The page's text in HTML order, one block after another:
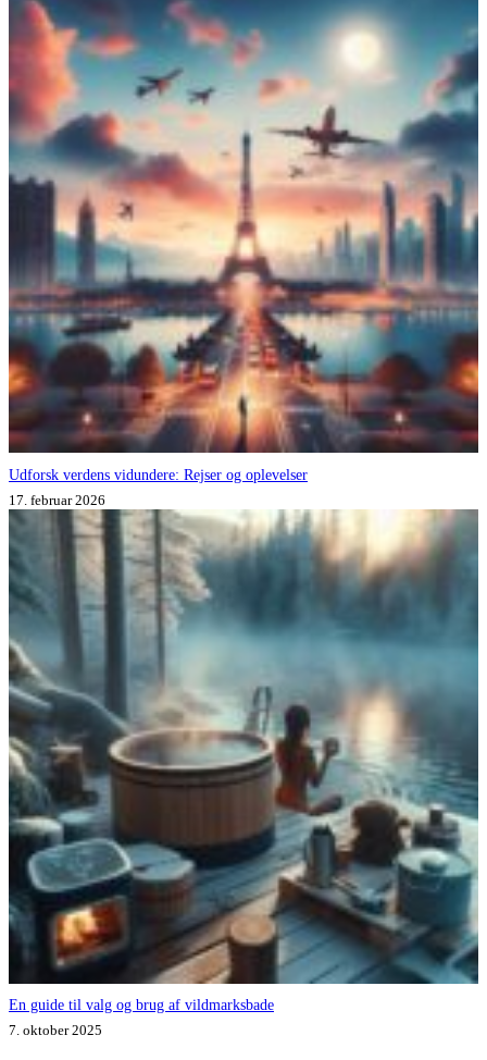
Udforsk verdens vidundere: Rejser og oplevelser
17. februar 2026
En guide til valg og brug af vildmarksbade
7. oktober 2025